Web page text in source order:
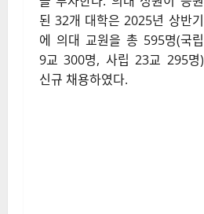
된 32개 대학은 2025년 상반기
에 의대 교원을 총 595명(국립
9교 300명, 사립 23교 295명)
신규 채용하였다.